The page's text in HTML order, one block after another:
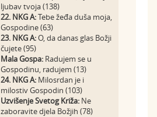
ljubav tvoja (138)
22. NKG A:Tebe žeđa duša moja,
Gospodine (63)
23. NKG A:O, da danas glas Božji
čujete (95)
Mala Gospa: Radujem se u
Gospodinu, radujem (13)
24. NKG A: Milosrdan je i
milostiv Gospodin (103)
Uzvišenje Svetog Križa: Ne
zaboravite djela Božjih (78)